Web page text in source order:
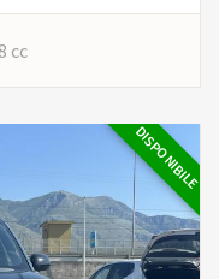
cc
DISPONIBILE